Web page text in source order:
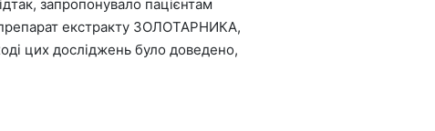
запропонувало пацієнтам
екстракту ЗОЛОТАРНИКА,
цих досліджень було доведено,